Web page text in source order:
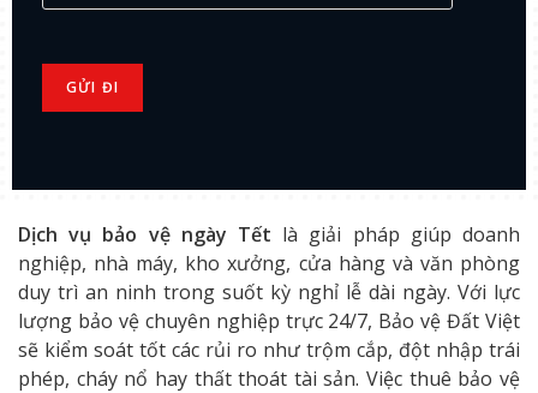
Dịch vụ bảo vệ ngày Tết là giải pháp giúp doanh
nghiệp, nhà máy, kho xưởng, cửa hàng và văn phòng
duy trì an ninh trong suốt kỳ nghỉ lễ dài ngày. Với lực
lượng bảo vệ chuyên nghiệp trực 24/7, Bảo vệ Đất Việt
sẽ kiểm soát tốt các rủi ro như trộm cắp, đột nhập trái
phép, cháy nổ hay thất thoát tài sản. Việc thuê bảo vệ